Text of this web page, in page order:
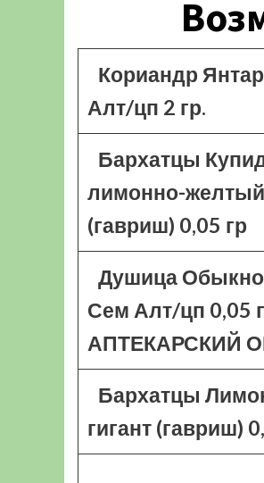
Кориандр
Алт/цп 2 гр.
Бархатцы
лимонно-желтый
(гавриш) 0,05 гр
Душица
Сем Алт/цп 0,05
АПТЕКАРСКИЙ
Бархатцы
гигант (гавриш)